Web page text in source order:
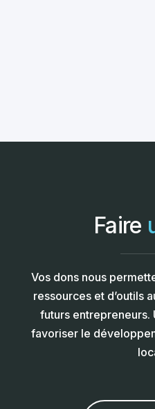
Faire
Vos dons nous
ressources et d’outils
futurs entrepreneurs.
favoriser le